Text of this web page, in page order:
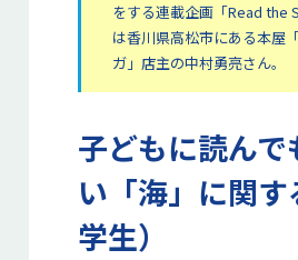
をする連載企画「Read the
は香川県高松市にある本屋
ガ」店主の中村勇亮さん。
子どもに読んで
い「海」に関す
学生）